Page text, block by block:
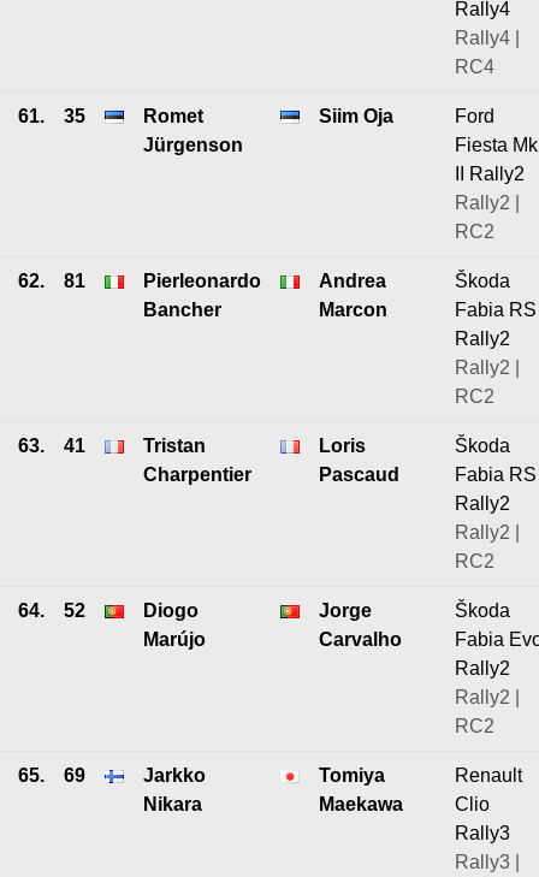
Rally4
Rally4 |
RC4
61. 35
Romet
Jürgenson
Siim Oja
Ford
Fiesta Mk
II Rally2
Rally2 |
RC2
62. 81
Pierleonardo
Bancher
Andrea
Marcon
Škoda
Fabia RS
Rally2
Rally2 |
RC2
63. 41
Tristan
Charpentier
Loris
Pascaud
Škoda
Fabia RS
Rally2
Rally2 |
RC2
64. 52
Diogo
Marújo
Jorge
Carvalho
Škoda
Fabia
Rally2
Rally2 |
RC2
65. 69
Jarkko
Nikara
Tomiya
Maekawa
Renault
Clio
Rally3
Rally3 |